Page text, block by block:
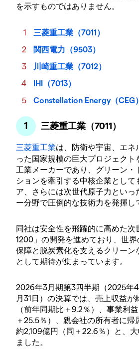
を示すものではありません。
三菱重工業（7011）
関西電力（9503）
川崎重工業（7012）
IHI（7013）
Constellation Energy（CEG）
三菱重工業（7011）
三菱重工業は、防衛や宇宙、エネ
った国家規模の巨大プロジェク
工業メーカーであり、グリーン・
ションを牽引する中核企業として
ア、さらには次世代原子力といっ
ー分野で圧倒的な技術力を発揮し
同社は安全性を飛躍的に高めた次
1200」の開発を進めており、世
保障と脱炭素化を支えるクリーン
として期待が集まっています。
2026年3月期第3四半期（2025年
月31日）の決算では、売上収益
（前年同期比＋9.2％）、事業利
＋25.5％）、親会社の所有者に帰
約2,109億円（同＋22.6％）と、
ました。